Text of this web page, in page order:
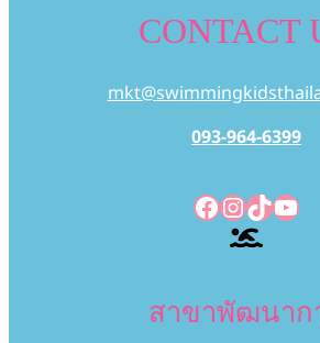
CONTACT
093-964-6399
Facebook
TikTok
สาขาพัฒนาก